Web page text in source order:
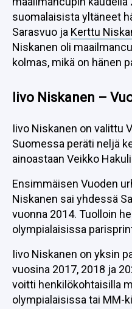
suomalaisista yltäneet
Sarasvuo ja Kerttu
Niskanen oli
kolmas, mikä on hänen
Iivo Niskanen –
Iivo Niskanen on valittu
Suomessa peräti neljä
ainoastaan Veikko
Ensimmäisen Vuoden
Niskanen sai yhdessä
vuonna 2014. Tuolloin
olympialaisissa
Iivo Niskanen on yksin
vuosina 2017, 2018 ja
voitti henkilökohtaisilla
olympialaisissa tai MM-